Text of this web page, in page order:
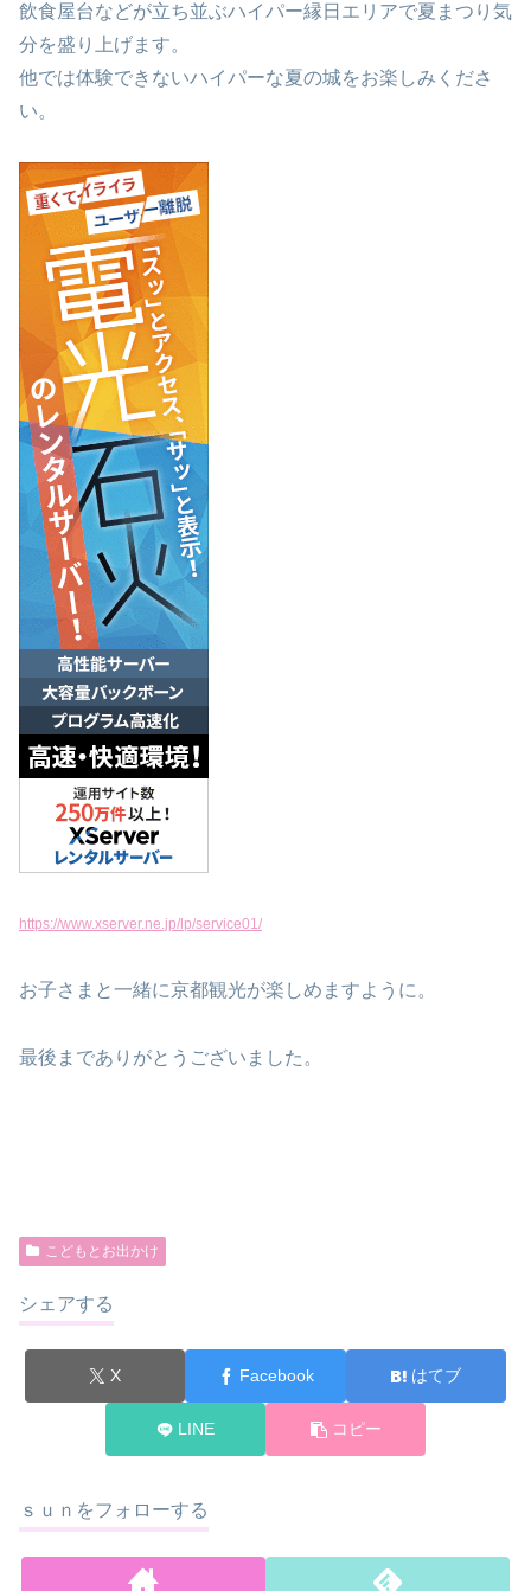
飲食屋台などが立ち並ぶハイパー縁日エリアで夏まつり気
分を盛り上げます。
他では体験できないハイパーな夏の城をお楽しみくださ
い。
https://www.xserver.ne.jp/lp/service01/
お子さまと一緒に京都観光が楽しめますように。
最後までありがとうございました。
こどもとお出かけ
シェアする
X Facebook はてブ
LINE コピー
ｓｕｎをフォローする